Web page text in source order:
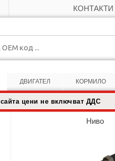
КОНТАКТИ
ДВИГАТЕЛ КОРМИЛО
цени не включват ДДС
Ниво